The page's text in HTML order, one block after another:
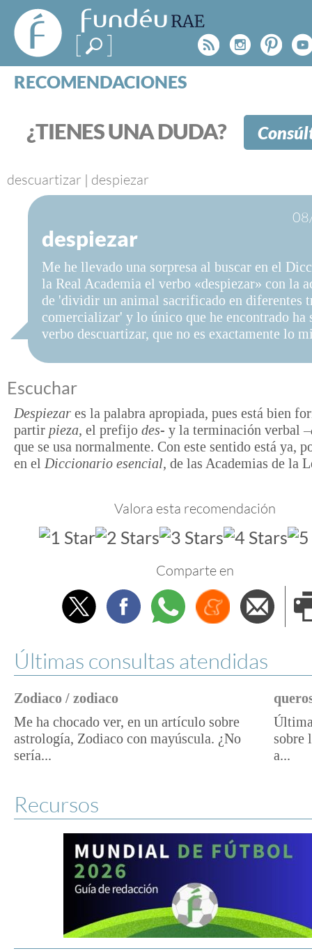
FundéuRAE
- Fundación
del Español
Urgente
Rss
RECOMENDACIONES
CATEGORÍAS
ESPECIALES
BLOG
NOTICIAS
SOBRE LA FUNDÉURAE
FundéuRAE es una fundación patrocinada por la
y la Real Academia Española, cuyo objetivo es
el buen uso del español en los medios de
Internet.
¿TIENES UNA DUDA?
descuartizar | despiezar
despiezar
Me he llevado una sorpresa al buscar en el
la Real Academia el verbo «despiezar» con la
de 'dividir un animal sacrificado en diferentes
comercializar' y lo único que he encontrado ha
verbo descuartizar, que no es exactamente lo
Escuchar
Despiezar es la palabra apropiada, pues está bien
partir pieza, el prefijo des- y la terminación verbal –
que se usa normalmente. Con este sentido está ya,
en el Diccionario esencial, de las Academias de la
Valora esta recomendación
Comparte en
TwitterFacebookWhatsappMenéame
Últimas consultas atendidas
Zodiaco / zodiaco
Me ha chocado ver, en un artículo sobre
astrología, Zodiaco con mayúscula. ¿No
sería...
sobre
a...
Recursos